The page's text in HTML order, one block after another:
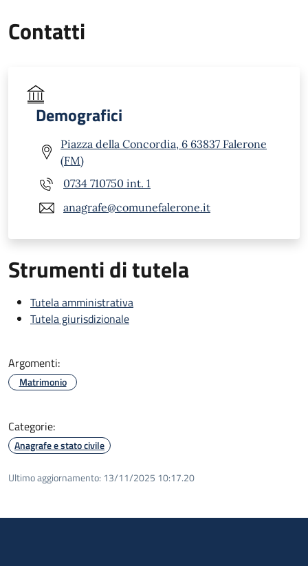
Contatti
Demografici
Piazza della Concordia, 6 63837 Falerone
(FM)
0734 710750 int. 1
anagrafe@comunefalerone.it
Strumenti di tutela
Tutela amministrativa
Tutela giurisdizionale
Argomenti:
Matrimonio
Categorie:
Anagrafe e stato civile
Ultimo aggiornamento: 13/11/2025 10:17.20